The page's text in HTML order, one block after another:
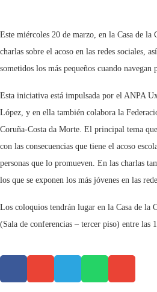
Este miércoles 20 de marzo, en la Casa de la
charlas sobre el acoso en las redes sociales,
sometidos los más pequeños cuando navegan
Esta iniciativa está impulsada por el ANPA
López, y en ella también colabora la
Coruña-Costa da Morte. El principal tema
con las consecuencias que tiene el acoso
personas que lo promueven. En las charlas
los que se exponen los más jóvenes en las
Los coloquios tendrán lugar en la Casa de la
(Sala de conferencias – tercer piso) entre las